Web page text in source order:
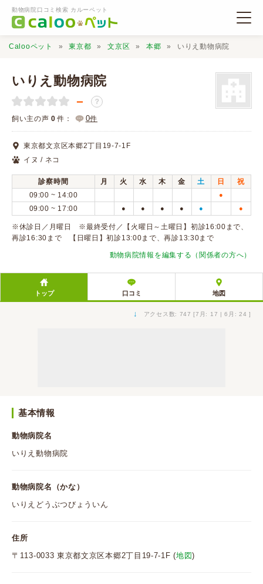
動物病院口コミ検索 カルーペット
動物病院検索
口コミ検索
Calooペットとは？
口コミ投稿
Calooペット 東京都 文京区 本郷 いりえ動物病院
いりえ動物病院
－ ？
飼い主の声 0 件： 0件
東京都文京区本郷2丁目19-7-1F
イヌ / ネコ
診察時間 月 火 水 木 金 土 日
祝
09:00 ~ 14:00
●
09:00 ~ 17:00 ● ● ● ● ● ●
※休診日／月曜日 ※最終受付／【火曜日～土曜日】初診16:00まで、
再診16:30まで 【日曜日】初診13:00まで、再診13:30まで
動物病院情報を編集する（関係者の方へ）
トップ 口コミ 地図
↓ アクセス数: 747 [7月: 17 | 6月: 24 ]
基本情報
動物病院名
いりえ動物病院
動物病院名（かな）
いりえどうぶつびょういん
住所
〒113-0033 東京都文京区本郷2丁目19-7-1F (地図)